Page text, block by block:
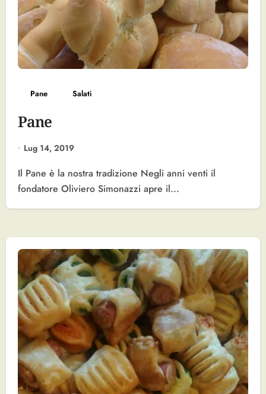
Pane Salati
Pane
Lug 14, 2019
Il Pane è la nostra tradizione Negli anni venti il
fondatore Oliviero Simonazzi apre il...